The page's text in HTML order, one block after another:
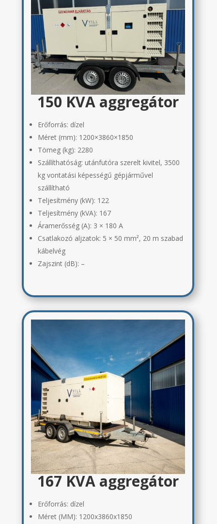
150 KVA aggregátor
Erőforrás: dízel
Méret (mm): 1200×3860×1850
Tömeg (kg): 2280
Szállíthatóság: utánfutóra szerelt kivitel, 3500
kg vontatási képességű gépjárművel
szállítható
Teljesítmény (kW): 122
Teljesítmény (kVA): 167
Áramerősség (A): 3 × 180 A
Csatlakozó aljzatok: 5 × 50 mm², 20 m szabad
kábelvég
Zajszint (dB): –
167 KVA aggregátor
Erőforrás: dízel
Méret (MM): 1200x3860x1850